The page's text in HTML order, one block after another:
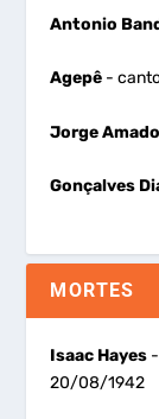
Antonio
Agepê -
Jorge Amado
Gonçalves
MORTES
Isaac Hayes
20/08/1942